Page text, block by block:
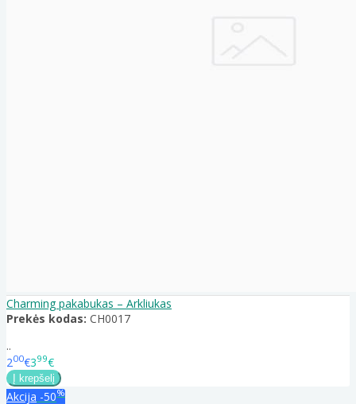
Charming pakabukas – Arkliukas
Prekės kodas: CH0017
..
200€399€
Akcija -50%